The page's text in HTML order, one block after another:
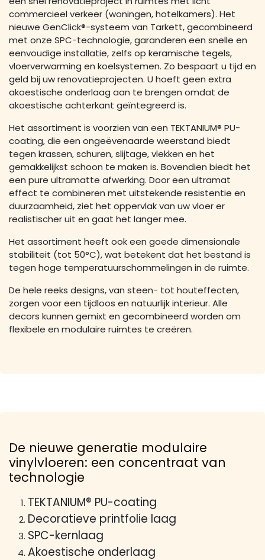
commercieel verkeer (woningen, hotelkamers). Het
nieuwe GenClick®-systeem van Tarkett, gecombineerd
met onze SPC-technologie, garanderen een snelle en
eenvoudige installatie, zelfs op keramische tegels,
vloerverwarming en koelsystemen. Zo bespaart u tijd en
geld bij uw renovatieprojecten. U hoeft geen extra
akoestische onderlaag aan te brengen omdat de
akoestische achterkant geïntegreerd is.
Het assortiment is voorzien van een TEKTANIUM® PU-
coating, die een ongeëvenaarde weerstand biedt
tegen krassen, schuren, slijtage, vlekken en het
gemakkelijkst schoon te maken is. Bovendien biedt het
een pure ultramatte afwerking. Door een ultramat
effect te combineren met uitstekende resistentie en
duurzaamheid, ziet het oppervlak van uw vloer er
realistischer uit en gaat het langer mee.
Het assortiment heeft ook een goede dimensionale
stabiliteit (tot 50°C), wat betekent dat het bestand is
tegen hoge temperatuurschommelingen in de ruimte.
De hele reeks designs, van steen- tot houteffecten,
zorgen voor een tijdloos en natuurlijk interieur. Alle
decors kunnen gemixt en gecombineerd worden om
flexibele en modulaire ruimtes te creëren.
De nieuwe generatie modulaire
vinylvloeren: een concentraat van
technologie
TEKTANIUM® PU-coating
Decoratieve printfolie laag
SPC-kernlaag
Akoestische onderlaag